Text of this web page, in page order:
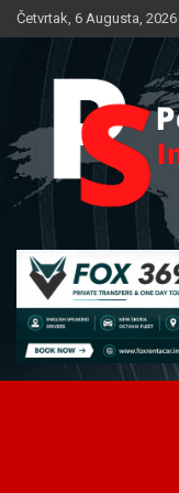
Skip
to
Četvrtak, 6 Augusta, 2026
Pozitivna